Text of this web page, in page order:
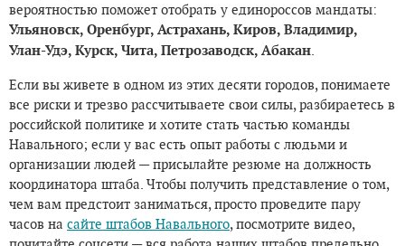
вероятностью поможет отобрать у единороссов мандаты:
Ульяновск, Оренбург, Астрахань, Киров, Владимир,
Улан-Удэ, Курск, Чита, Петрозаводск, Абакан.
Если вы живете в одном из этих десяти городов, понимаете
все риски и трезво рассчитываете свои силы, разбираетесь в
российской политике и хотите стать частью команды
Навального; если у вас есть опыт работы с людьми и
организации людей — присылайте резюме на должность
координатора штаба. Чтобы получить представление о том,
чем вам предстоит заниматься, просто проведите пару
часов на сайте штабов Навального, посмотрите видео,